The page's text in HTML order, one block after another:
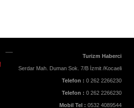
Turizm Haberci
Serdar Mah. Duman Sok. 7/B İzmit /Kocaeli
Telefon : 0 262 2266230
Telefon : 0 262 2266230
Mobil Tel : 0532 4089544